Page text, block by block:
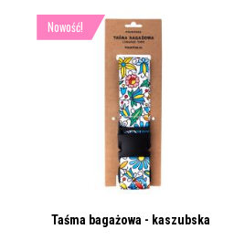
Taśma bagażowa - kaszubska
Nowość!